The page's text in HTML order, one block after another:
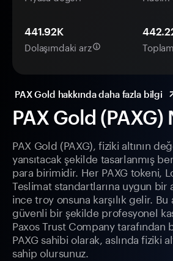
PAX Gold (PAXG)
PAX Gold (PAXG), fiziki altının
yansıtacak şekilde tasarlanmış
para birimidir. Her PAXG tokeni,
Teslimat standartlarına uygun bir
ince troy onsuna karşılık gelir.
güvenli bir şekilde profesyonel
Paxos Trust Company tarafından
PAXG sahibi olarak, aslında fiziki
sahip olursunuz.
441.92K
Dolaşımdaki arz
PAX Gold hakkında daha fazla bilgi